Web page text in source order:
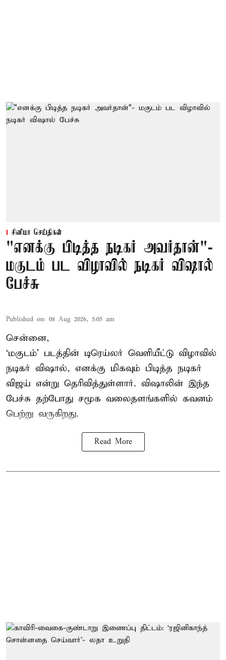
சினிமா செய்திகள்
"எனக்கு பிடித்த நடிகர் அவர்தான்"-
மகுடம் பட விழாவில் நடிகர் விஷால்
பேச்சு
Published on: 08 Aug 2026, 5:05 am
சென்னை,
‘மகுடம்’ படத்தின் டிரெய்லர் வெளியீட்டு விழாவில்
நடிகர் விஷால், எனக்கு மிகவும் பிடித்த நடிகர்
விஜய் என்று தெரிவித்துள்ளார். விஷாலின் இந்த
பேச்சு தற்போது சமூக வலைதளங்களில் கவனம்
பெற்று வருகிறது.
Read More